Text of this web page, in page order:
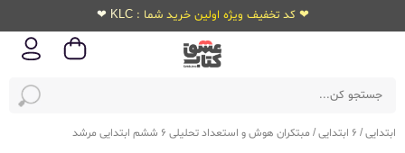
❤ کد تخفیف ویژه اولین خرید شما : KLC ❤
ابتدایی/ 6 ابتدایی / مبتکران هوش و استعداد تحلیلی 6 ششم ابتدایی مرشد